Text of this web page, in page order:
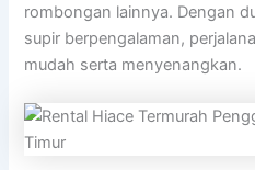
rombongan lainnya. Dengan
supir berpengalaman,
mudah serta menyenangkan.